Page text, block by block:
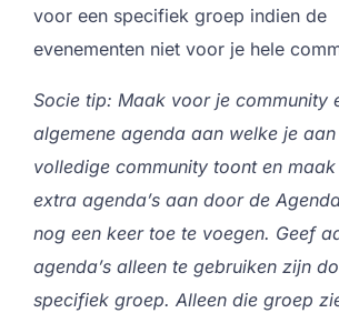
voor een specifiek groep indien de
evenementen niet voor je hele
Socie tip: Maak voor je community
algemene agenda aan welke je
volledige community toont en
extra agenda’s aan door de
nog een keer toe te voegen. Geef
agenda’s alleen te gebruiken zijn
specifiek groep. Alleen die groep